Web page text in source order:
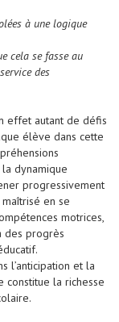
à une logique
cela se fasse au
des
effet autant de défis
élève dans cette
dynamique
progressivement
en se
motrices,
des progrès
l’anticipation et la
la richesse